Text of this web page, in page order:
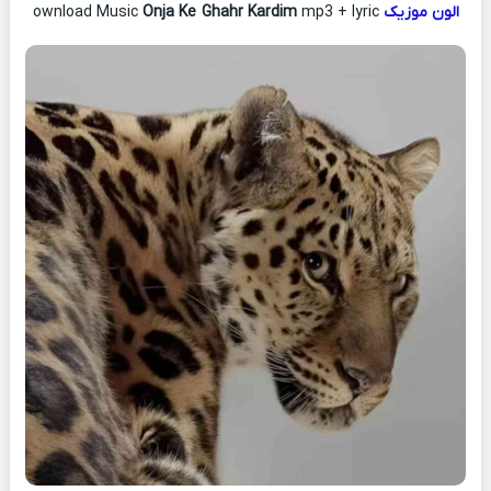
الون موزیک ownload Music
Onja Ke Ghahr Kardim mp3 + lyric